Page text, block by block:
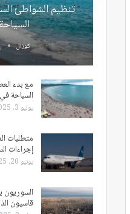
تنظيم الشواطئ
كوزال
مع بدء
السباحة
يوليو 3, 2025
إجراءات
يونيو 20, 2025
قاسيون